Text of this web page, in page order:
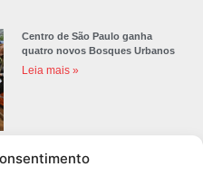
Centro de São Paulo ganha
quatro novos Bosques Urbanos
Leia mais »